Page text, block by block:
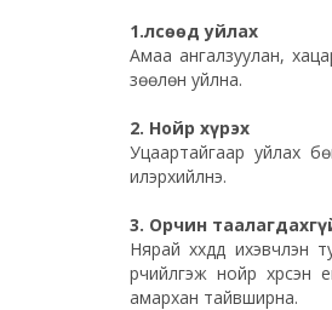
1.Өлсөөд уйлах
Амаа ангалзуулан,
зөөлөн уйлна.
2. Нойр хүрэх
Уцаартайгаар уйлах
илэрхийлнэ.
3. Орчин
Нярай хүүхдүүд
үрчийлгэж нойр хүрсэн
амархан тайвширна.